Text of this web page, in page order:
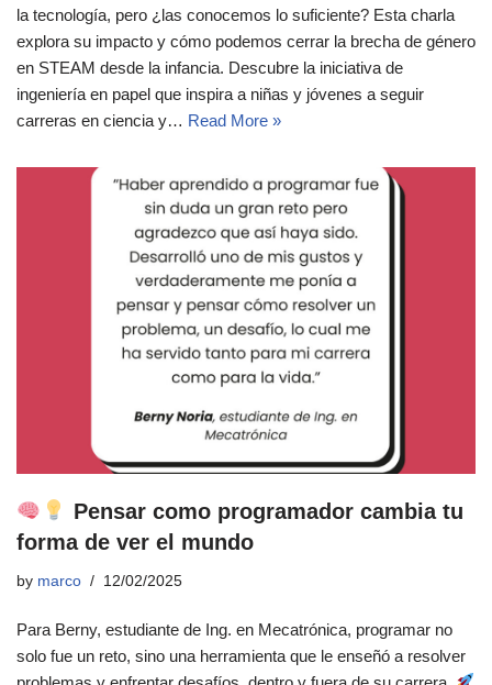
la tecnología, pero ¿las conocemos lo suficiente? Esta charla
explora su impacto y cómo podemos cerrar la brecha de género
en STEAM desde la infancia. Descubre la iniciativa de
ingeniería en papel que inspira a niñas y jóvenes a seguir
carreras en ciencia y… Read More »
Pensar como programador cambia tu
forma de ver el mundo
by marco 12/02/2025
Para Berny, estudiante de Ing. en Mecatrónica, programar no
solo fue un reto, sino una herramienta que le enseñó a resolver